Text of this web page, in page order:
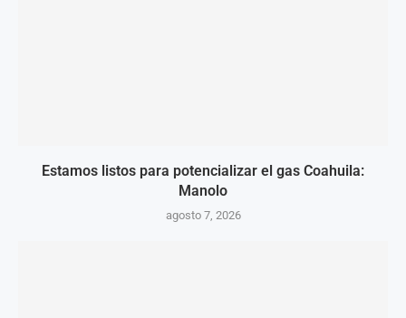
Estamos listos para potencializar el gas Coahuila:
Manolo
agosto 7, 2026